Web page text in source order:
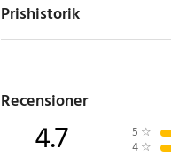
hemma i badrummet eller
fodralet tål både tryck och
mot oavsiktliga skador.
Prishistorik
Recensioner
4.7 5 ☆
4 ☆